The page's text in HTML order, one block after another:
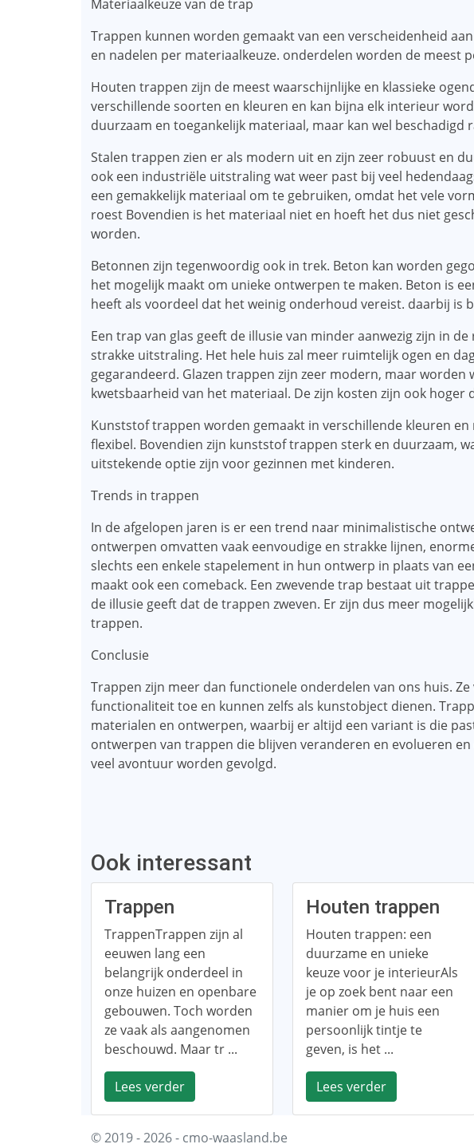
Materiaalkeuze van de trap
Trappen kunnen worden gemaakt van een verscheidenheid
en nadelen per materiaalkeuze. onderdelen worden de meest
Houten trappen zijn de meest waarschijnlijke en klassieke
verschillende soorten en kleuren en kan bijna elk interieur
duurzaam en toegankelijk materiaal, maar kan wel beschadigd
Stalen trappen zien er als modern uit en zijn zeer robuust en
ook een industriële uitstraling wat weer past bij veel
een gemakkelijk materiaal om te gebruiken, omdat het vele
roest Bovendien is het materiaal niet en hoeft het dus niet
worden.
Betonnen zijn tegenwoordig ook in trek. Beton kan worden
het mogelijk maakt om unieke ontwerpen te maken. Beton is
heeft als voordeel dat het weinig onderhoud vereist. daarbij is
Een trap van glas geeft de illusie van minder aanwezig zijn in
strakke uitstraling. Het hele huis zal meer ruimtelijk ogen en
gegarandeerd. Glazen trappen zijn zeer modern, maar worden
kwetsbaarheid van het materiaal. De zijn kosten zijn ook
Kunststof trappen worden gemaakt in verschillende kleuren
flexibel. Bovendien zijn kunststof trappen sterk en duurzaam,
uitstekende optie zijn voor gezinnen met kinderen.
Trends in trappen
In de afgelopen jaren is er een trend naar minimalistische
ontwerpen omvatten vaak eenvoudige en strakke lijnen,
slechts een enkele stapelement in hun ontwerp in plaats van
maakt ook een comeback. Een zwevende trap bestaat uit
de illusie geeft dat de trappen zweven. Er zijn dus meer
trappen.
Conclusie
Trappen zijn meer dan functionele onderdelen van ons huis.
functionaliteit toe en kunnen zelfs als kunstobject dienen.
materialen en ontwerpen, waarbij er altijd een variant is die
ontwerpen van trappen die blijven veranderen en evolueren
veel avontuur worden gevolgd.
Ook interessant
Trappen
TrappenTrappen zijn al
eeuwen lang een
belangrijk onderdeel in
onze huizen en openbare
gebouwen. Toch worden
ze vaak als aangenomen
beschouwd. Maar tr ...
Lees verder
Houten trappen
Houten trappen: een
duurzame en unieke
keuze voor je interieurAls
je op zoek bent naar een
manier om je huis een
persoonlijk tintje te
geven, is het ...
Lees verder
© 2019 - 2026 - cmo-waasland.be